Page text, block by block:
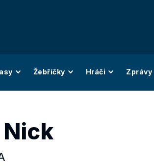
Žebříčky Hráči Zprávy